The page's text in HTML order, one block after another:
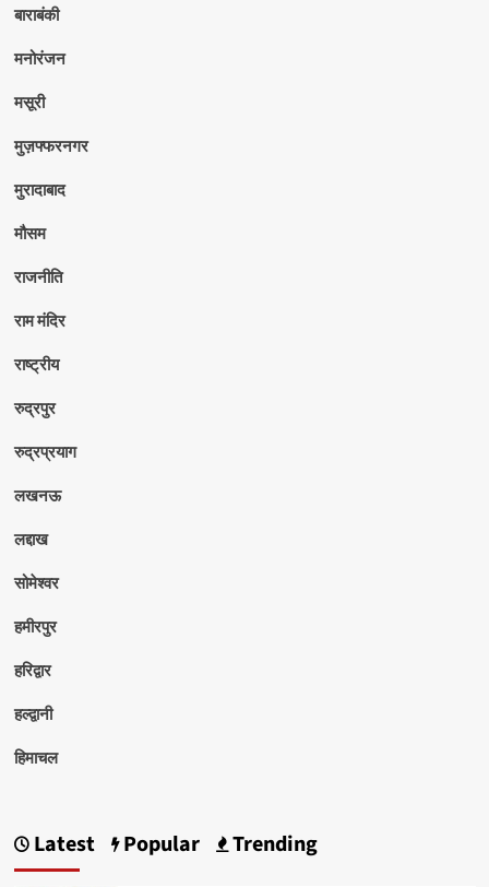
बाराबंकी
मनोरंजन
मसूरी
मुज़फ्फरनगर
मुरादाबाद
मौसम
राजनीति
राम मंदिर
राष्ट्रीय
रुद्रपुर
रुद्रप्रयाग
लखनऊ
लद्दाख
सोमेश्वर
हमीरपुर
हरिद्वार
हल्द्वानी
हिमाचल
Latest Popular Trending